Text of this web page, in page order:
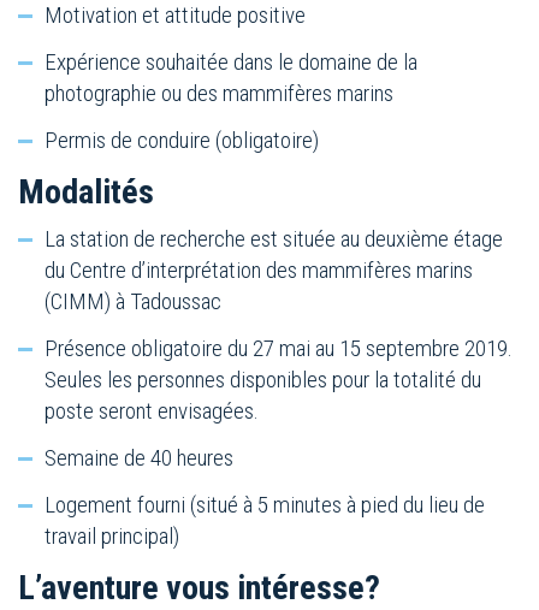
Motivation et attitude positive
Expérience souhaitée dans le domaine de la
photographie ou des mammifères marins
Permis de conduire (obligatoire)
Modalités
La station de recherche est située au deuxième étage
du Centre d’interprétation des mammifères marins
(CIMM) à Tadoussac
Présence obligatoire du 27 mai au 15 septembre 2019.
Seules les personnes disponibles pour la totalité du
poste seront envisagées.
Semaine de 40 heures
Logement fourni (situé à 5 minutes à pied du lieu de
travail principal)
L’aventure vous intéresse?